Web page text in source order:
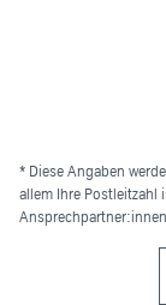
* Diese Angaben
allem Ihre Postleitzahl